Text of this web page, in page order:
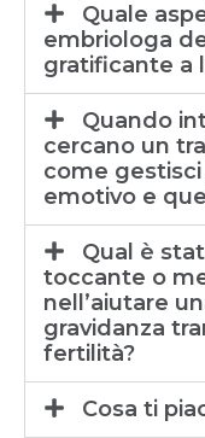
Quale
embriologa
gratificante a
Quando
cercano un
come
emotivo e
Qual è
toccante o
nell’aiutare
gravidanza
fertilità?
Cosa ti